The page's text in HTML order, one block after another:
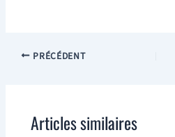
PRÉCÉDENT
Articles similaires